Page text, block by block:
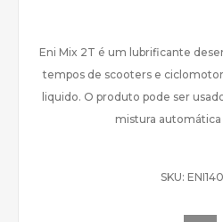
Eni Mix 2T é um lubrificante
tempos de scooters e
liquido. O produto pode ser
mistura automática
SKU: